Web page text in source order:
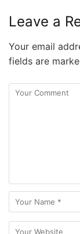
Leave a
Your email
fields are